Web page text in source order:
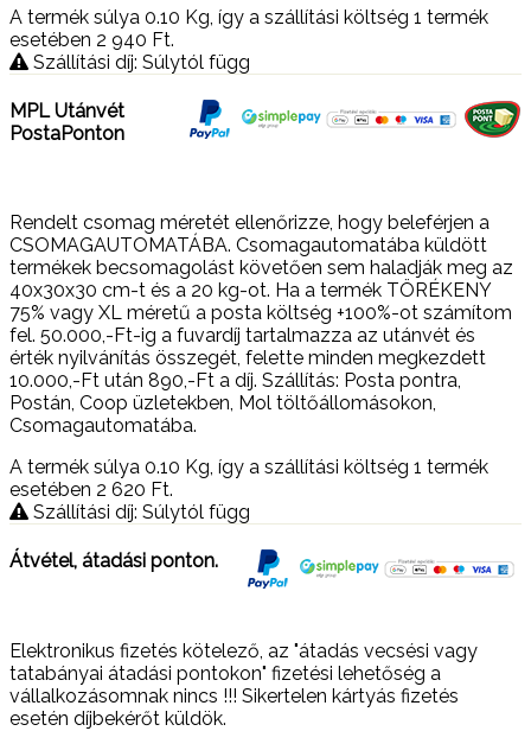
A termék súlya 0.10 Kg , így a szállítási költség 1 termék
esetében 2 940 Ft.
Szállítási díj: Súlytól függ
MPL Utánvét
PostaPonton
Rendelt csomag méretét ellenőrizze, hogy beleférjen a
CSOMAGAUTOMATÁBA. Csomagautomatába küldött
termékek becsomagolást követően sem haladják meg az
40x30x30 cm-t és a 20 kg-ot. Ha a termék TÖRÉKENY
75% vagy XL méretű a posta költség +100%-ot számítom
fel. 50.000,-Ft-ig a fuvardíj tartalmazza az utánvét és
érték nyilvánítás összegét, felette minden megkezdett
10.000,-Ft után 890,-Ft a díj. Szállítás: Posta pontra,
Postán, Coop üzletekben, Mol töltőállomásokon,
Csomagautomatába.
A termék súlya 0.10 Kg, így a szállítási költség 1 termék
esetében 2 620 Ft.
Szállítási díj: Súlytól függ
Átvétel, átadási ponton.
Elektronikus fizetés kötelező, az "átadás vecsési vagy
tatabányai átadási pontokon" fizetési lehetőség a
vállalkozásomnak nincs !!! Sikertelen kártyás fizetés
esetén díjbekérőt küldök.